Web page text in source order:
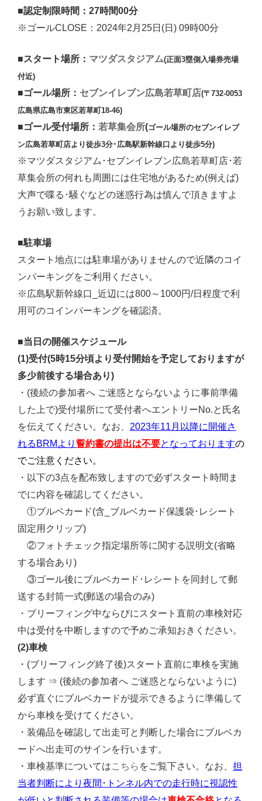
■認定制限時間：27時間00分
※ゴールCLOSE：2024年2月25日(日) 09時00分
■スタート場所： マツダスタジアム(正面3塁側入場券売場
付近)
■ゴール場所： セブンイレブン広島若草町店(〒732-0053
広島県広島市東区若草町18-46)
■ゴール受付場所： 若草集会所(ゴール場所のセブンイレブ
ン広島若草町店より徒歩3分･広島駅新幹線口より徒歩5分)
※マツダスタジアム･セブンイレブン広島若草町店･若
草集会所の何れも周囲には住宅地があるため(例えば)
大声で喋る･騒ぐなどの迷惑行為は慎んで頂きますよ
うお願い致します。
■駐車場
スタート地点には駐車場がありませんので近隣のコイ
ンパーキングをご利用ください。
※広島駅新幹線口_近辺には800～1000円/日程度で利
用可のコインパーキングを確認済。
■当日の開催スケジュール
(1)受付(5時15分頃より受付開始を予定しておりますが
多少前後する場合あり)
・(後続の参加者へ ご迷惑とならないように事前準備
した上で)受付場所にて受付者へエントリーNo.と氏名
を伝えてください。なお、 2023年11月以降に開催さ
れるBRMより 誓約書の提出は不要となっておりますの
でご注意ください。
・以下の3点を配布致しますので必ずスタート時間ま
でに内容を確認してください。
①ブルベカード(含_ブルベカード保護袋･レシート
固定用クリップ)
②フォトチェック指定場所等に関する説明文(省略
する場合あり)
③ゴール後にブルベカード･レシートを同封して郵
送する封筒一式(郵送の場合のみ)
・ブリーフィング中ならびにスタート直前の車検対応
中は受付を中断しますので予めご承知おきください。
(2)車検
・(ブリーフィング終了後)スタート直前に車検を実施
します ⇒ (後続の参加者へ ご迷惑とならないように)
必ず直ぐにブルベカードが提示できるように準備して
から車検を受けてください。
・装備品を確認して出走可と判断した場合にブルベカ
ードへ出走可のサインを行います。
・車検基準についてはこちら をご覧下さい。なお、 担
当者判断により夜間･トンネル内での走行時に視認性